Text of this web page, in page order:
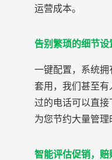
运营成本。
告别繁琐的细节设
一键配置，系统
套用，我们甚至
过的电话可以直接
为您节约大量管理
智能评估促销，